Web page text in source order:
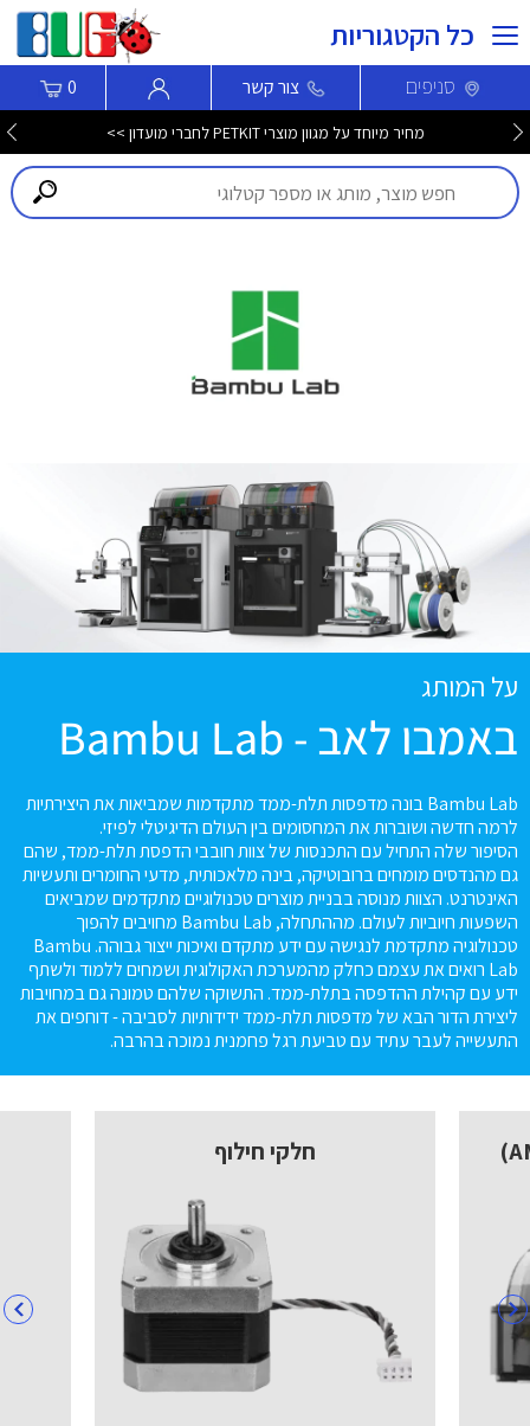
כל הקטגוריות
סניפים צור קשר 0
מחיר מיוחד על מגוון מוצרי PETKIT לחברי מועדון >>
על המותג
באמבו לאב - Bambu Lab
Bambu Lab בונה מדפסות תלת-ממד מתקדמות שמביאות את היצירתיות
לרמה חדשה ושוברות את המחסומים בין העולם הדיגיטלי לפיזי.
הסיפור שלה התחיל עם התכנסות של צוות חובבי הדפסת תלת-ממד, שהם
גם מהנדסים מומחים ברובוטיקה, בינה מלאכותית, מדעי החומרים ותעשיות
האינטרנט. הצוות מנוסה בבניית מוצרים טכנולוגיים מתקדמים שמביאים
השפעות חיוביות לעולם. מההתחלה, Bambu Lab מחויבים להפוך
טכנולוגיה מתקדמת לנגישה עם ידע מתקדם ואיכות ייצור גבוהה. Bambu
Lab רואים את עצמם כחלק מהמערכת האקולוגית ושמחים ללמוד ולשתף
ידע עם קהילת ההדפסה בתלת-ממד. התשוקה שלהם טמונה גם במחויבות
ליצירת הדור הבא של מדפסות תלת-ממד ידידותיות לסביבה - דוחפים את
התעשייה לעבר עתיד עם טביעת רגל פחמנית נמוכה בהרבה.
חלקי חילוף